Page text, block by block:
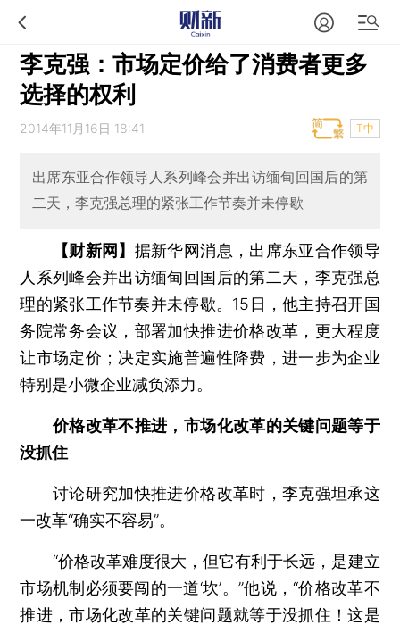
李克强：市场定价给了消费者更多
选择的权利
2014年11月16日 18:41 T中
出席东亚合作领导人系列峰会并出访缅甸回国后的第
二天，李克强总理的紧张工作节奏并未停歇
【财新网】 据新华网消息，出席东亚合作领导
人系列峰会并出访缅甸回国后的第二天，李克强总
理的紧张工作节奏并未停歇。15日，他主持召开国
务院常务会议，部署加快推进价格改革，更大程度
让市场定价；决定实施普遍性降费，进一步为企业
特别是小微企业减负添力。
价格改革不推进，市场化改革的关键问题等于
没抓住
讨论研究加快推进价格改革时，李克强坦承这
一改革“确实不容易”。
“价格改革难度很大，但它有利于长远，是建立
市场机制必须要闯的一道‘坎’。”他说，“价格改革不
推进，市场化改革的关键问题就等于没抓住！这是